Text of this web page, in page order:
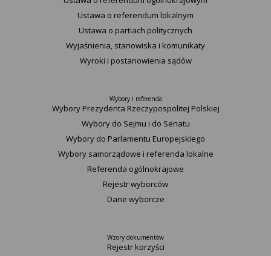
Ustawa o referendum lokalnym
Ustawa o partiach politycznych
Wyjaśnienia, stanowiska i komunikaty
Wyroki i postanowienia sądów
Wybory i referenda
Wybory Prezydenta Rzeczypospolitej Polskiej
Wybory do Sejmu i do Senatu
Wybory do Parlamentu Europejskiego
Wybory samorządowe i referenda lokalne
Referenda ogólnokrajowe
Rejestr wyborców
Dane wyborcze
Wzory dokumentów
Rejestr korzyści